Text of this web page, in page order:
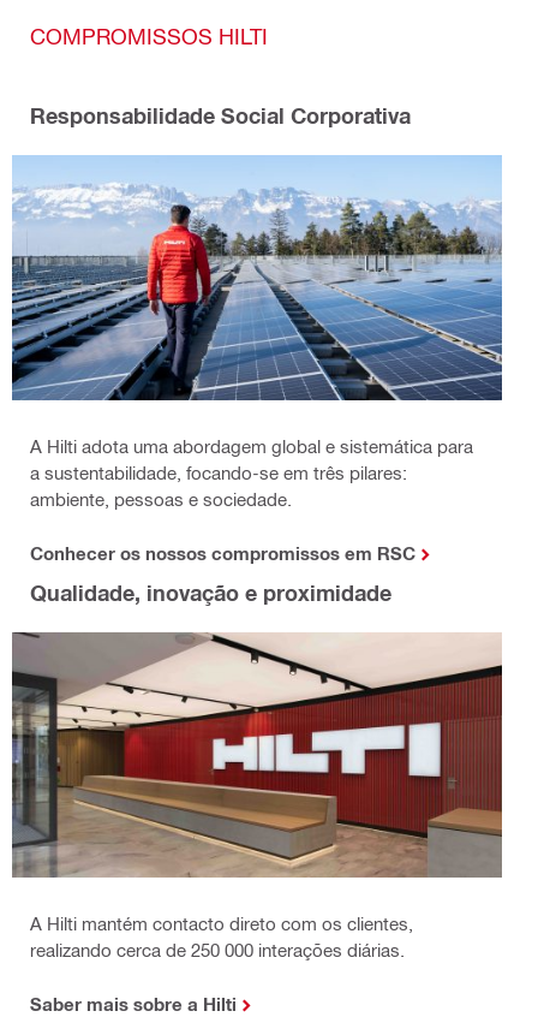
COMPROMISSOS HILTI
Responsabilidade Social Corporativa
A Hilti adota uma abordagem global e sistemática para
a sustentabilidade, focando-se em três pilares:
ambiente, pessoas e sociedade.
Conhecer os nossos compromissos em RSC
Qualidade, inovação e proximidade
A Hilti mantém contacto direto com os clientes,
realizando cerca de 250 000 interações diárias.
Saber mais sobre a Hilti